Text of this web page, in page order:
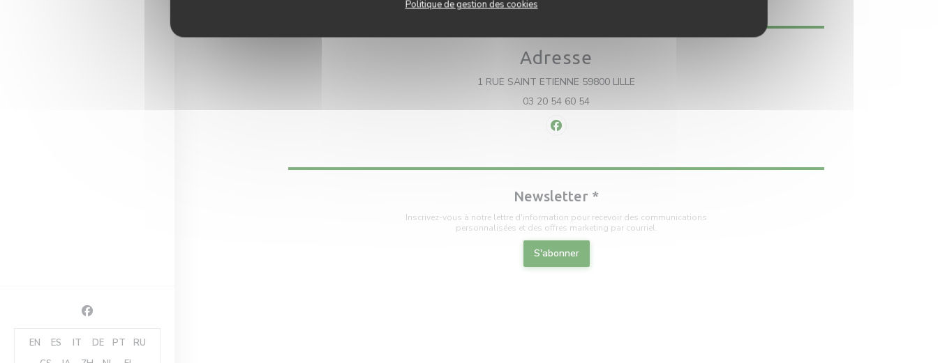
Politique de gestion des cookies
Facebook ((ouvre une nouvelle fenêtre))
EN ES IT DE PT
RU
Adresse
1 RUE SAINT ETIENNE 59800 LILLE
03 20 54 60 54
Facebook ((ouvre une nouvelle fenêtre))
Newsletter *
Inscrivez-vous à notre lettre d'information pour recevoir des communications
personnalisées et des offres marketing par courriel.
S'abonner